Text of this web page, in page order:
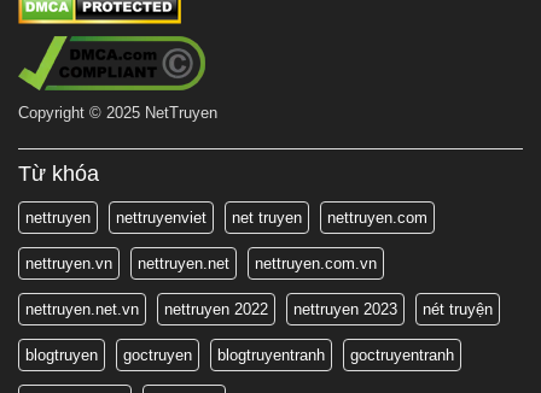
Copyright © 2025 NetTruyen
Từ khóa
nettruyen nettruyenviet net truyen nettruyen.com
nettruyen.vn nettruyen.net nettruyen.com.vn
nettruyen.net.vn nettruyen 2022 nettruyen 2023 nét truyện
blogtruyen goctruyen blogtruyentranh goctruyentranh